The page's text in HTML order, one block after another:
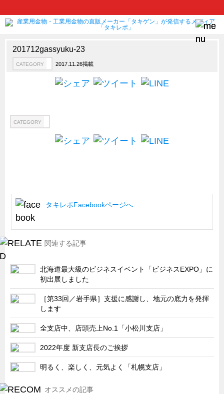
CATEGORY
新製品ロケットニュース
製品開発秘話
CFRP（炭素繊維強化プラスチック）
CATEGORY
SDGs配慮・脱炭素
省力化製品
配電盤・分電盤・キュービクル
医療・福祉・介護関連
ロボット・自動化装置関連
二次電池関連
EV・PHEV充電器関連
再生可能エネルギー
201712gassyuku-23
CATEGORY 2017.11.26掲載
CATEGORY
タキレポFacebookページへ
関連する記事
北海道最大級のビジネスイベント「ビジネスEXPO」に
初出展しました
［第33回／岩手県］支援に感謝し、地元の底力を発揮
します
全支店中、店頭売上No.1「小松川支店」
2022年度 新支店長のご挨拶
明るく、楽しく、元気よく「札幌支店」
オススメの記事